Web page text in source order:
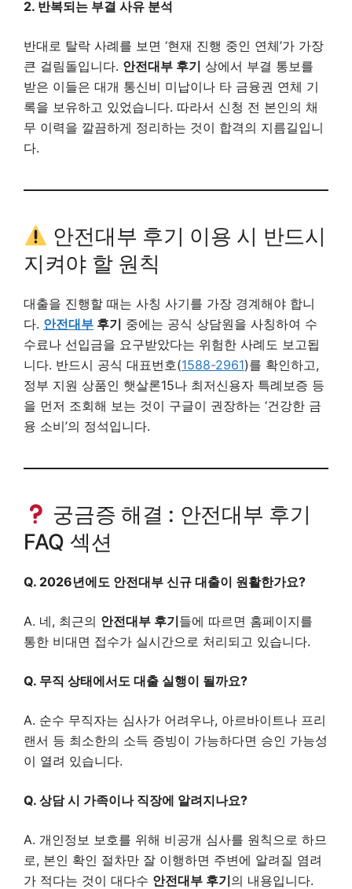
2. 반복되는 부결 사유 분석
반대로 탈락 사례를 보면 ‘현재 진행 중인 연체’가 가장
큰 걸림돌입니다. 안전대부 후기 상에서 부결 통보를
받은 이들은 대개 통신비 미납이나 타 금융권 연체 기
록을 보유하고 있었습니다. 따라서 신청 전 본인의 채
무 이력을 깔끔하게 정리하는 것이 합격의 지름길입니
다.
안전대부 후기 이용 시 반드시
지켜야 할 원칙
대출을 진행할 때는 사칭 사기를 가장 경계해야 합니
다. 안전대부 후기 중에는 공식 상담원을 사칭하여 수
수료나 선입금을 요구받았다는 위험한 사례도 보고됩
니다. 반드시 공식 대표번호(1588-2961)를 확인하고,
정부 지원 상품인 햇살론15나 최저신용자 특례보증 등
을 먼저 조회해 보는 것이 구글이 권장하는 ‘건강한 금
융 소비’의 정석입니다.
궁금증 해결 : 안전대부 후기
FAQ 섹션
Q. 2026년에도 안전대부 신규 대출이 원활한가요?
A. 네, 최근의 안전대부 후기들에 따르면 홈페이지를
통한 비대면 접수가 실시간으로 처리되고 있습니다.
Q. 무직 상태에서도 대출 실행이 될까요?
A. 순수 무직자는 심사가 어려우나, 아르바이트나 프리
랜서 등 최소한의 소득 증빙이 가능하다면 승인 가능성
이 열려 있습니다.
Q. 상담 시 가족이나 직장에 알려지나요?
A. 개인정보 보호를 위해 비공개 심사를 원칙으로 하므
로, 본인 확인 절차만 잘 이행하면 주변에 알려질 염려
가 적다는 것이 대다수 안전대부 후기의 내용입니다.